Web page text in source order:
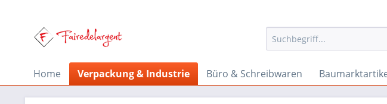
Home Verpackung & Industrie Büro & Schreibwaren